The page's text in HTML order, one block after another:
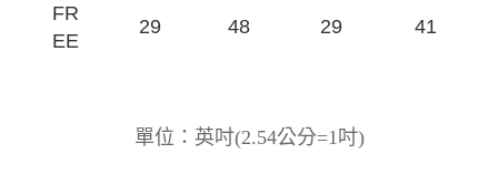
FR
EE
29 48 29 41
單位：英吋(2.54公分=1吋)